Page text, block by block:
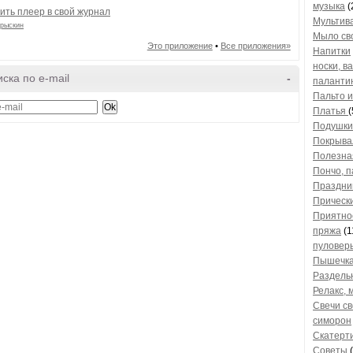
плеер в свой журнал
Это приложение• Все приложения»
-
по e-mail
музыка
Мыло
Напитки
носки,
Пальто
Платья
Подушки
Пончо,
пряжа
Релакс,
Свечи
симорон
Советы